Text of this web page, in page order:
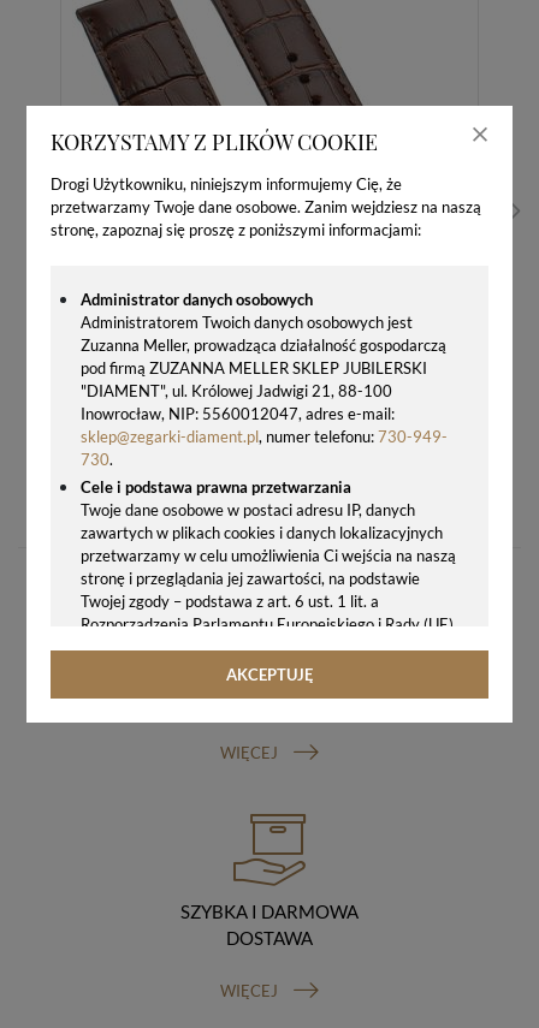
KORZYSTAMY Z PLIKÓW COOKIE
Drogi Użytkowniku, niniejszym informujemy Cię, że
przetwarzamy Twoje dane osobowe. Zanim wejdziesz na naszą
stronę, zapoznaj się proszę z poniższymi informacjami:
Administrator danych osobowych
Administratorem Twoich danych osobowych jest
Zuzanna Meller, prowadząca działalność gospodarczą
pod firmą ZUZANNA MELLER SKLEP JUBILERSKI
"DIAMENT", ul. Królowej Jadwigi 21, 88-100
Inowrocław, NIP: 5560012047, adres e-mail:
sklep@zegarki-diament.pl, numer telefonu:730-949-
730.
Cele i podstawa prawna przetwarzania
Twoje dane osobowe w postaci adresu IP, danych
zawartych w plikach cookies i danych lokalizacyjnych
przetwarzamy w celu umożliwienia Ci wejścia na naszą
stronę i przeglądania jej zawartości, na podstawie
Twojej zgody – podstawa z art. 6 ust. 1 lit. a
Rozporządzenia Parlamentu Europejskiego i Rady (UE)
2016/679 z 27.04.2016 r. w sprawie ochrony osób
fizycznych w związku z przetwarzaniem danych
hostingodawcy. Takie podmioty przetwarzają dane na
podstawie umowy z nami i tylko zgodnie z naszymi
poleceniami. Przekazujemy Twoje dane poza teren
Polski/UE/Europejskiego Obszaru Gospodarczego.
Okres przechowywania danych
Twoje dane przechowujemy do czasu posiadania
Przysługuje Ci prawo dostępu do swoich danych oraz
AKCEPTUJĘ
149,00 zł
GWARANCJA ORYGINALNOŚCI ZEGARKA
WIĘCEJ
SZYBKA I DARMOWA
DOSTAWA
WIĘCEJ